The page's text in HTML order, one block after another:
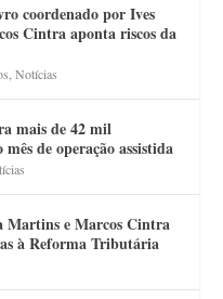
coordenado por Ives
Cintra aponta riscos da
,Notícias
mais de 42 mil
de operação assistida
Martins e Marcos Cintra
à Reforma Tributária